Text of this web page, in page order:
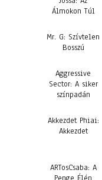
Álmokon Túl
Mr. G: Szívtelen
Bosszú
Aggressive
Sector: A siker
színpadán
Akkezdet Phiai:
Akkezdet
ARTosCsaba: A